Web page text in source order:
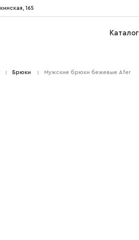
165
Каталог
Брюки Мужские брюки бежевые Afer